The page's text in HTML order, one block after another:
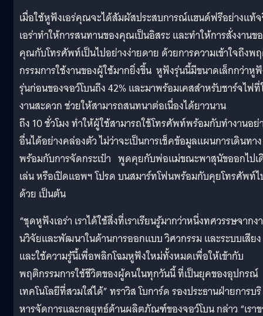
เมื่อใช้หูฟังเอร่คุณจะได้สัมผัสประสบการณ์แฮนด์ฟรีอย่างแท้
เอร่าทำให้การสนทานของคุณเป็นอิสระ และทำให้การสั่งงานข
คุณกับโทรศัพท์เป็นไปอย่างง่ายดาย ด้วยการความเข้าใจถึงพ
กรรมการใช้งานของผู้ใช้มากยิ่งขึ้น หูฟังรุ่นนี้มีขนาดเล็กกว่าหูฟั
รุ่นก่อนของจอว์โบนถึง 42% และมาพร้อมเคสสำหรับชาร์จไฟที่
งานสะดวก ช่วยให้สามารถสนทนาต่อเนื่องได้ยาวนาน
ถึง 10 ชั่วโมง ทำให้ผู้ใช้สามารถใช้โทรศัพท์พร้อมกับทำงานอย่
อื่นได้อย่างคล่องตัว ไม่ว่าจะเป็นการเช็คข้อมูลแผนการเดินทาง
พร้อมกับการจัดกระเป๋า พูดคุยกับพ่อแม่ขณะพาสุนัขออกไป
เล่น หรือเปิดแอพฯ โปรด บนสมาร์ทโฟนพร้อมกับคุยโทรศัพท์
ด้วย เป็นต้น
“ชุดหูฟังเอร่า เราได้ใช้สิ่งที่เราเรียนรู้มากว่าหนึ่งทศวรรษจากงา
นวิจัยและพัฒนาในด้านการออกแบบ วิศวกรรม และระบบเสียง
และใช้ความรู้นี้เพื่อพลิกโฉมหูฟังใหม่ทั้งหมดเพื่อให้เข้ากับ
พฤติกรรมการใช้ชีวิตของผู้คนในทุกวันนี้ ที่เป็นยุคของอุปกรณ์
เทคโนโลยีที่สวมใส่ได้” ทราวิส โบการ์ด รองประธานฝ่ายการบริ
หารจัดการและกลยุทธ์ด้านผลิตภัณฑ์ของจอว์โบน กล่าว “เรา